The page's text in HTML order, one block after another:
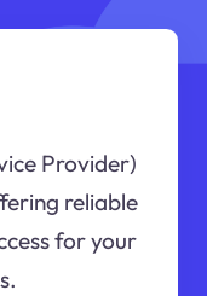
Provider)
reliable
for your